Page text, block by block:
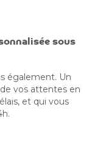
sous
également. Un
vos attentes en
et qui vous